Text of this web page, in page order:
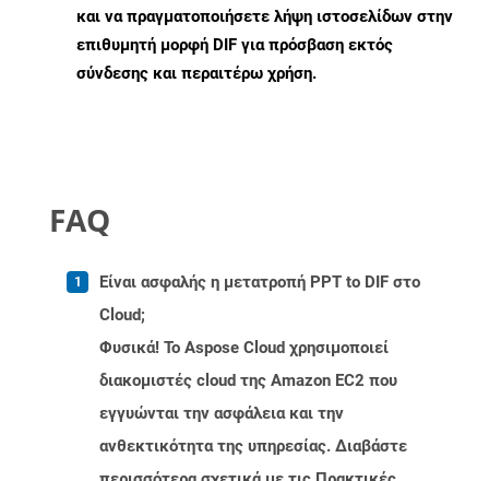
και να πραγματοποιήσετε λήψη ιστοσελίδων στην
επιθυμητή μορφή DIF για πρόσβαση εκτός
σύνδεσης και περαιτέρω χρήση.
FAQ
Είναι ασφαλής η μετατροπή PPT to DIF στο
Cloud;
Φυσικά! Το Aspose Cloud χρησιμοποιεί
διακομιστές cloud της Amazon EC2 που
εγγυώνται την ασφάλεια και την
ανθεκτικότητα της υπηρεσίας. Διαβάστε